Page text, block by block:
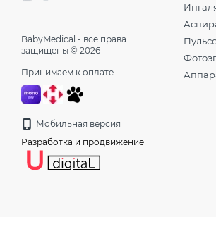
BabyMedical - все права
защищены © 2026
Принимаем к оплате
Мобильная версия
Разработка и продвижение